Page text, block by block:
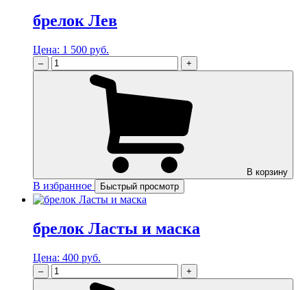
брелок Лев
Цена: 1 500 руб.
– +
В корзину
В избранное Быстрый просмотр
брелок Ласты и маска
Цена: 400 руб.
– +